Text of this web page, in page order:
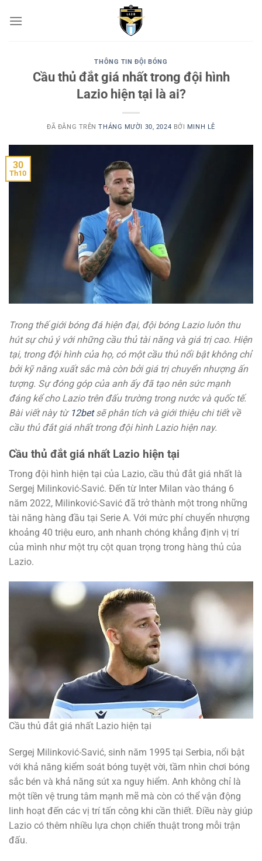
đến
THÔNG TIN ĐỘI BÓNG
Cầu thủ đắt giá nhất trong đội hình
Lazio hiện tại là ai?
ĐÃ ĐĂNG TRÊNTHÁNG MƯỜI 30, 2024 BỞI MINH LÊ
30
Th10
Trong thế giới bóng đá hiện đại, đội bóng Lazio luôn thu
hút sự chú ý với những cầu thủ tài năng và giá trị cao. Hiện
tại, trong đội hình của họ, có một cầu thủ nổi bật không chỉ
bởi kỹ năng xuất sắc mà còn bởi giá trị chuyển nhượng ấn
tượng. Sự đóng góp của anh ấy đã tạo nên sức mạnh
đáng kể cho Lazio trên đấu trường trong nước và quốc tế.
Bài viết này từ 12betsẽ phân tích và giới thiệu chi tiết về
cầu thủ đắt giá nhất trong đội hình Lazio hiện nay.
Cầu thủ đắt giá nhất Lazio hiện tại
Trong đội hình hiện tại của Lazio, cầu thủ đắt giá nhất là
Sergej Milinković-Savić. Đến từ Inter Milan vào tháng 6
năm 2022, Milinković-Savić đã trở thành một trong những
tài năng hàng đầu tại Serie A. Với mức phí chuyển nhượng
khoảng 40 triệu euro, anh nhanh chóng khẳng định vị trí
của mình như một trụ cột quan trọng trong hàng thủ của
Lazio.
Cầu thủ đắt giá nhất Lazio hiện tại
Sergej Milinković-Savić, sinh năm 1995 tại Serbia, nổi bật
với khả năng kiểm soát bóng tuyệt vời, tầm nhìn chơi bóng
sắc bén và khả năng sút xa nguy hiểm. Anh không chỉ là
một tiền vệ trung tâm mạnh mẽ mà còn có thể vận động
linh hoạt đến các vị trí tấn công khi cần thiết. Điều này giúp
Lazio có thêm nhiều lựa chọn chiến thuật trong mỗi trận
đấu.